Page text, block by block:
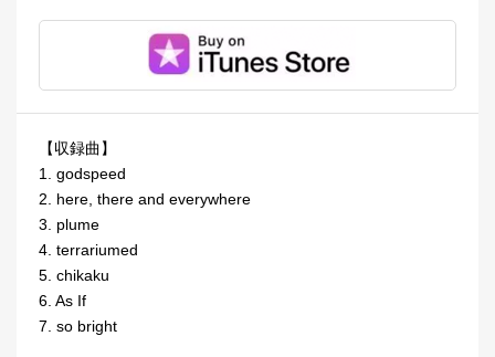
【収録曲】
1. godspeed
2. here, there and everywhere
3. plume
4. terrariumed
5. chikaku
6. As If
7. so bright